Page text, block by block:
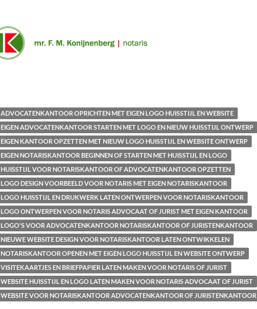
ADVOCATENKANTOOR OPRICHTEN MET EIGEN LOGO HUISSTIJL EN WEBSITE
EIGEN ADVOCATENKANTOOR STARTEN MET LOGO EN NIEUW HUISSTIJL ONTWERP
EIGEN KANTOOR OPZETTEN MET NIEUW LOGO HUISSTIJL EN WEBSITE ONTWERP
EIGEN NOTARISKANTOOR BEGINNEN OF STARTEN MET HUISSTIJL EN LOGO
HUISSTIJL VOOR NOTARISKANTOOR OF ADVOCATENKANTOOR OPZETTEN
LOGO DESIGN VOORBEELD VOOR NOTARIS MET EIGEN NOTARISKANTOOR
LOGO HUISSTIJL EN DRUKWERK LATEN ONTWERPEN VOOR NOTARISKANTOOR
LOGO ONTWERPEN VOOR NOTARIS ADVOCAAT OF JURIST MET EIGEN KANTOOR
LOGO'S VOOR ADVOCATENKANTOOR NOTARISKANTOOR OF JURISTENKANTOOR
NIEUWE WEBSITE DESIGN VOOR NOTARISKANTOOR LATEN ONTWIKKELEN
NOTARISKANTOOR OPENEN MET EIGEN LOGO HUISSTIJL EN WEBSITE ONTWERP
VISITEKAARTJES EN BRIEFPAPIER LATEN MAKEN VOOR NOTARIS OF JURIST
WEBSITE HUISSTIJL EN LOGO LATEN MAKEN VOOR NOTARIS ADVOCAAT OF JURIST
WEBSITE VOOR NOTARISKANTOOR ADVOCATENKANTOOR OF JURISTENKANTOOR